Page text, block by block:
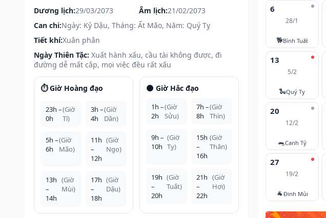
Dương lịch:29/03/2073 Âm lịch:21/02/2073
Can chi:Ngày: Kỷ Dậu, Tháng: Ất Mão, Năm: Quý Tỵ
Tiết khí:Xuân phân
Ngày Thiên Tặc: Xuất hành xấu, cầu tài không được, đi
đường dễ mất cắp, mọi việc đều rất xấu
⏱️ Giờ Hoàng đạo
23h –
0h
(Giờ
Tí)
3h –
4h
(Giờ
Dần)
5h –
6h
(Giờ
Mão)
11h
–
12h
(Giờ
Ngọ)
13h
–
14h
(Giờ
Mùi)
17h
–
18h
(Giờ
Dậu)
🌑 Giờ Hắc đạo
1h –
2h
(Giờ
Sửu)
7h –
8h
(Giờ
Thìn)
9h –
10h
(Giờ
Tỵ)
15h
–
16h
(Giờ
Thân)
19h
–
20h
(Giờ
Tuất)
21h
–
22h
(Giờ
Hợi)
6
28/1
🐕Bính Tuất
13
5/2
🐍Quý Tỵ
20
12/2
🐀Canh Tý
27
19/2
🐐Đinh Mùi